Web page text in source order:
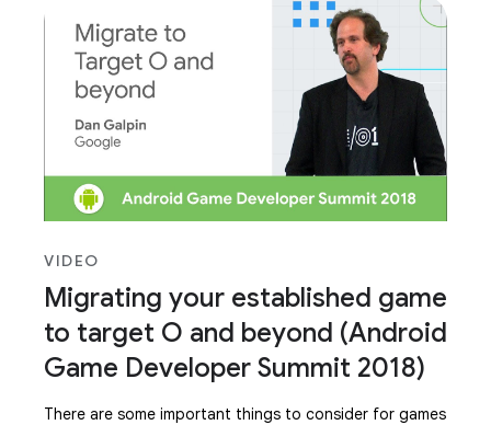
VIDEO
Migrating your established game
to target O and beyond (Android
Game Developer Summit 2018)
There are some important things to consider for games